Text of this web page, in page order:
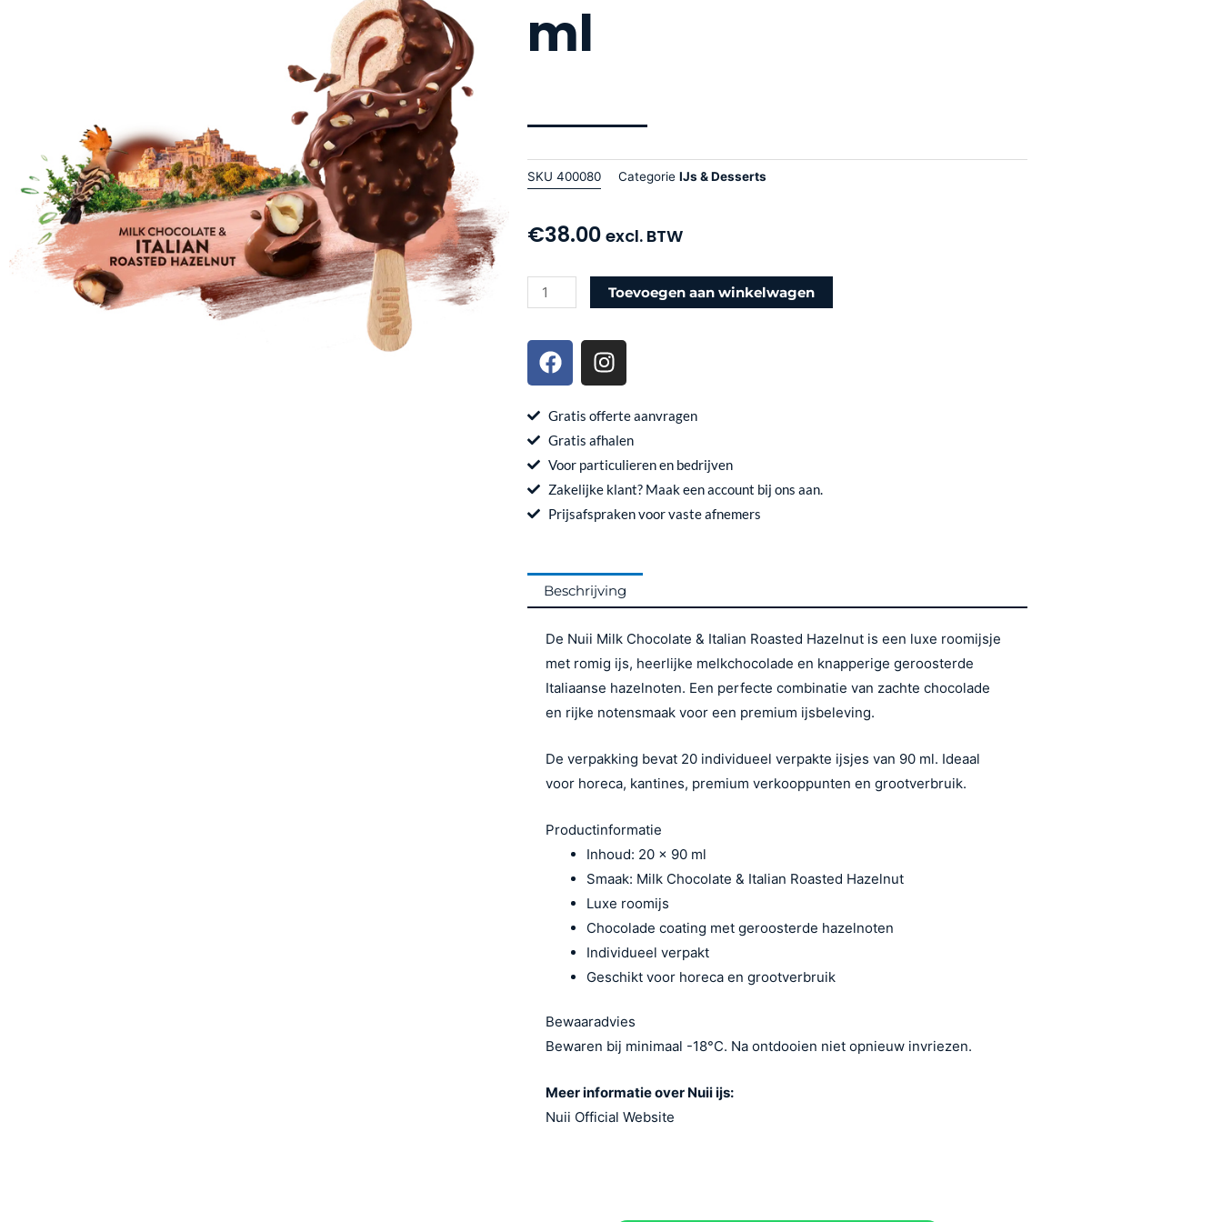
ml
SKU 400080 Categorie IJs & Desserts
€38.00 excl. BTW
Nuii
Milk
Chocolate
Italian
Roasted
Hazelnut
–
20
x
aantal
Toevoegen aan winkelwagen
F
a
e
b
o
o
k
I
n
t
a
g
r
a
Gratis offerte aanvragen
Gratis afhalen
Voor particulieren en bedrijven
Zakelijke klant? Maak een account bij ons aan.
Prijsafspraken voor vaste afnemers
Beschrijving
De Nuii Milk Chocolate & Italian Roasted Hazelnut is een luxe roomijsje
met romig ijs, heerlijke melkchocolade en knapperige geroosterde
Italiaanse hazelnoten. Een perfecte combinatie van zachte chocolade
en rijke notensmaak voor een premium ijsbeleving.
De verpakking bevat 20 individueel verpakte ijsjes van 90 ml. Ideaal
voor horeca, kantines, premium verkooppunten en grootverbruik.
Productinformatie
Inhoud: 20 x 90 ml
Smaak: Milk Chocolate & Italian Roasted Hazelnut
Luxe roomijs
Chocolade coating met geroosterde hazelnoten
Individueel verpakt
Geschikt voor horeca en grootverbruik
Bewaaradvies
Bewaren bij minimaal -18°C. Na ontdooien niet opnieuw invriezen.
Meer informatie over Nuii ijs:
Nuii Official Website